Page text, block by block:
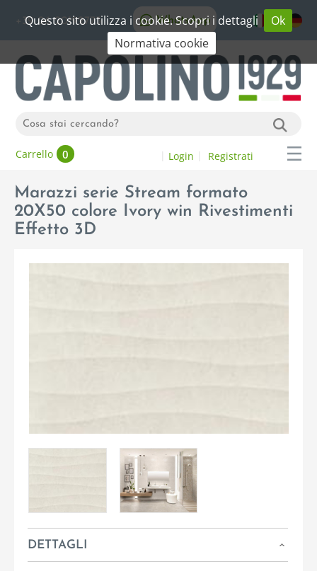
Questo sito utilizza i cookie. Scopri i dettagli
Ok
Normativa cookie
+39 06 20192773 WhatsApp
Carrello 0 Login Registrati
Marazzi serie Stream formato
20X50 colore Ivory win Rivestimenti
Effetto 3D
DETTAGLI